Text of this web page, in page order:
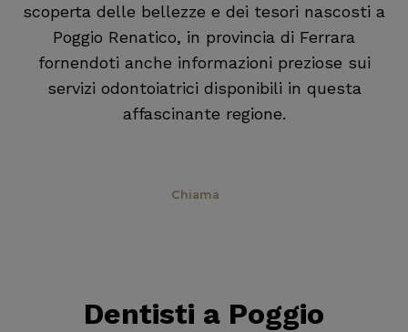
scoperta delle bellezze e dei tesori nascosti a
Poggio Renatico, in provincia di Ferrara
fornendoti anche informazioni preziose sui
servizi odontoiatrici disponibili in questa
affascinante regione.
Chiama
Dentisti a Poggio